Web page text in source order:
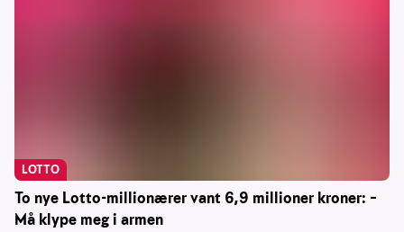
To nye Lotto-millionærer vant 6,9 millioner kroner: –
Må klype meg i armen
LOTTO